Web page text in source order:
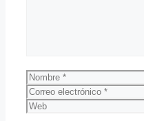
Nombre
Correo
electrónico
Web